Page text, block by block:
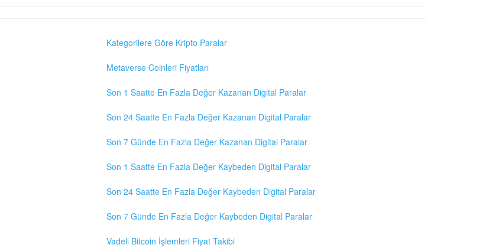
Kategorilere Göre Kripto Paralar
Metaverse Coinleri Fiyatları
Son 1 Saatte En Fazla Değer Kazanan Digital Paralar
Son 24 Saatte En Fazla Değer Kazanan Digital Paralar
Son 7 Günde En Fazla Değer Kazanan Digital Paralar
Son 1 Saatte En Fazla Değer Kaybeden Digital Paralar
Son 24 Saatte En Fazla Değer Kaybeden Digital Paralar
Son 7 Günde En Fazla Değer Kaybeden Digital Paralar
Vadeli Bitcoin İşlemleri Fiyat Takibi